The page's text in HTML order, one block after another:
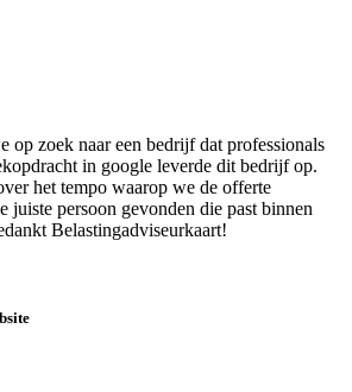
op zoek naar een bedrijf dat professionals
in google leverde dit bedrijf op.
het tempo waarop we de offerte
juiste persoon gevonden die past binnen
Belastingadviseurkaart!